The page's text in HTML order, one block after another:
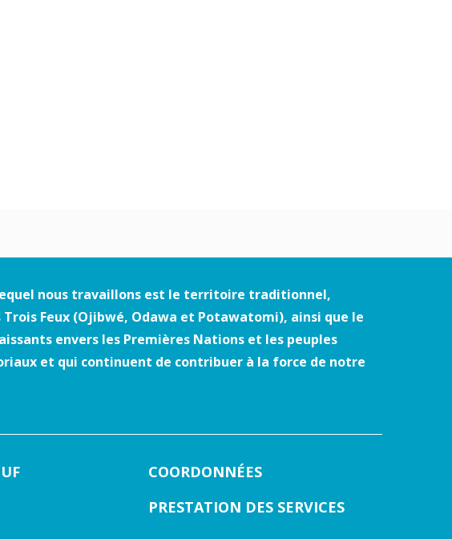
nous travaillons est le territoire traditionnel,
Feux (Ojibwé, Odawa et Potawatomi), ainsi que le
envers les Premières Nations et les peuples
et qui continuent de contribuer à la force de notre
COORDONNÉES
PRESTATION DES SERVICES